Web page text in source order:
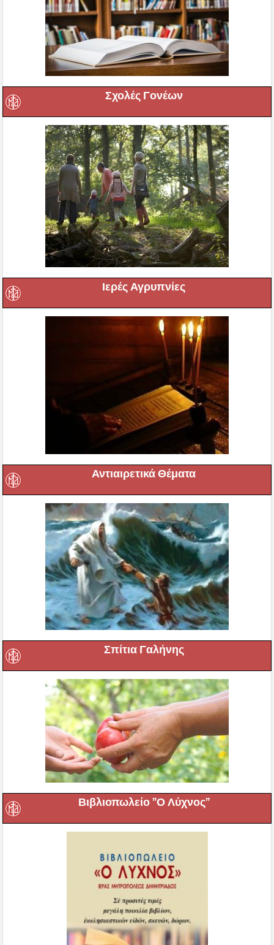
Σχολές Γονέων
Ιερές Αγρυπνίες
Αντιαιρετικά Θέματα
Σπίτια Γαλήνης
Βιβλιοπωλείο ”Ο Λύχνος”